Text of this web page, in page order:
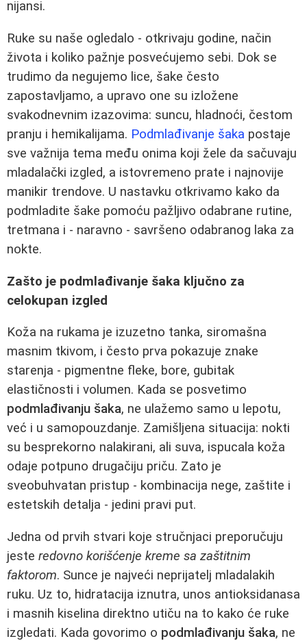
nijansi.
Ruke su naše ogledalo - otkrivaju godine, način
života i koliko pažnje posvećujemo sebi. Dok se
trudimo da negujemo lice, šake često
zapostavljamo, a upravo one su izložene
svakodnevnim izazovima: suncu, hladnoći, čestom
pranju i hemikalijama. Podmlađivanje šaka postaje
sve važnija tema među onima koji žele da sačuvaju
mladalački izgled, a istovremeno prate i najnovije
manikir trendove. U nastavku otkrivamo kako da
podmladite šake pomoću pažljivo odabrane rutine,
tretmana i - naravno - savršeno odabranog laka za
nokte.
Zašto je podmlađivanje šaka ključno za
celokupan izgled
Koža na rukama je izuzetno tanka, siromašna
masnim tkivom, i često prva pokazuje znake
starenja - pigmentne fleke, bore, gubitak
elastičnosti i volumen. Kada se posvetimo
podmlađivanju šaka, ne ulažemo samo u lepotu,
već i u samopouzdanje. Zamišljena situacija: nokti
su besprekorno nalakirani, ali suva, ispucala koža
odaje potpuno drugačiju priču. Zato je
sveobuhvatan pristup - kombinacija nege, zaštite i
estetskih detalja - jedini pravi put.
Jedna od prvih stvari koje stručnjaci preporučuju
jeste redovno korišćenje kreme sa zaštitnim
faktorom. Sunce je najveći neprijatelj mladalakih
ruku. Uz to, hidratacija iznutra, unos antioksidanasa
i masnih kiselina direktno utiču na to kako će ruke
izgledati. Kada govorimo o podmlađivanju šaka, ne